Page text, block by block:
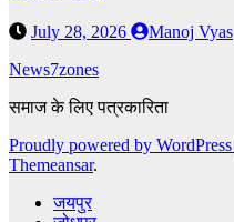
July 28, 2026
Manoj Vyas
News7zones
समाज के लिए पत्रकारिता
Proudly powered by WordPress
Themeansar.
जयपुर